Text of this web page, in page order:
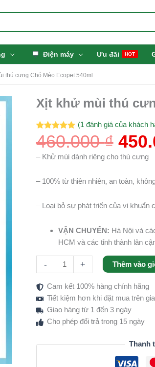
Điện máy Ưu đãi HOT
thú cưng Chó Mèo Ecopet 540ml
Xịt khử mùi thú
5.00trên 5
dựa trên
(1 đánh giá của khách
460.000₫
Giá
gốc
là:
– Khử mùi dành riêng cho thú cưng
– 100% từ thiên nhiên, an toàn,
– Loại bỏ sự phát triển của vi khuẩn
VẬN CHUYỂN: Hà Nội và
HCM và các tỉnh thành lân
-
Xịt
khử
mùi
thú
cưng
Chó
Ecopet
số
+ Thêm vào
Cam kết 100% hàng chính hãng
Tiết kiệm hơn khi đặt mua trên
Giao hàng từ 1 đến 3 ngày
Cho phép đổi trả trong 15 ngày
Thanh